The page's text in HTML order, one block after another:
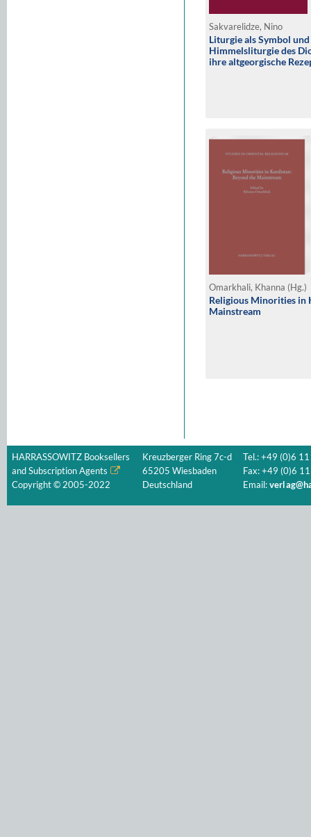
Sakvarelidze, Nino
Liturgie als Symbol
Himmelsliturgie des
ihre altgeorgische
Omarkhali, Khanna (Hg.)
Religious Minorities in
Mainstream
HARRASSOWITZ Booksellers
and Subscription Agents
Copyright © 2005-2022
Kreuzberger Ring 7c-d
65205 Wiesbaden
Deutschland
Tel.: +49 (0)6
Fax: +49 (0)6
Email: